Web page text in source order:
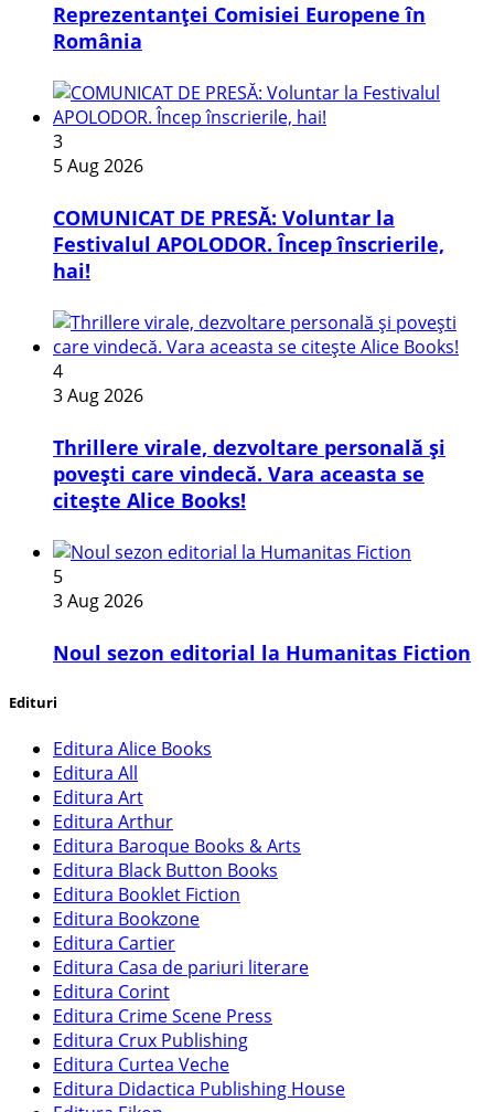
Reprezentanței Comisiei Europene în
România
3
5 Aug 2026
COMUNICAT DE PRESĂ: Voluntar la
Festivalul APOLODOR. Încep înscrierile,
hai!
4
3 Aug 2026
Thrillere virale, dezvoltare personală și
povești care vindecă. Vara aceasta se
citește Alice Books!
5
3 Aug 2026
​Noul sezon editorial la Humanitas Fiction
Edituri
Editura Alice Books
Editura All
Editura Art
Editura Arthur
Editura Baroque Books & Arts
Editura Black Button Books
Editura Booklet Fiction
Editura Bookzone
Editura Cartier
Editura Casa de pariuri literare
Editura Corint
Editura Crime Scene Press
Editura Crux Publishing
Editura Curtea Veche
Editura Didactica Publishing House